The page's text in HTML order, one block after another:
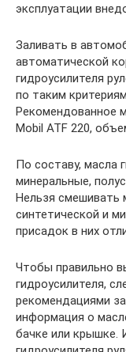
эксплуатации
Заливать в
автоматической
гидроусилителя
по таким
Рекомендованное
Mobil ATF 220,
По составу, масла
минеральные,
Нельзя смешивать
синтетической и
присадок в них
Чтобы правильно
гидроусилителя,
рекомендациями
информация о
бачке или крышке.